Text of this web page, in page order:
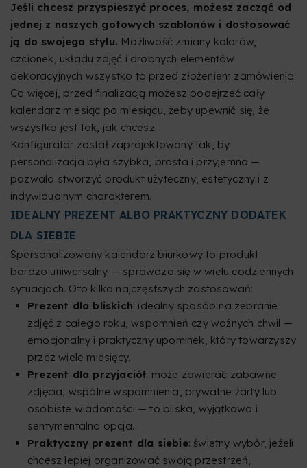
Jeśli chcesz przyspieszyć proces, możesz zacząć od
jednej z naszych gotowych szablonów i dostosować
ją do swojego stylu. Możliwość zmiany kolorów,
czcionek, układu zdjęć i drobnych elementów
dekoracyjnych wszystko to przed złożeniem zamówienia.
Co więcej, przed finalizacją możesz podejrzeć cały
kalendarz miesiąc po miesiącu, żeby upewnić się, że
wszystko jest tak, jak chcesz.
Konfigurator został zaprojektowany tak, by
personalizacja była szybka, prosta i przyjemna —
pozwala stworzyć produkt użyteczny, estetyczny i z
indywidualnym charakterem.
IDEALNY PREZENT ALBO PRAKTYCZNY DODATEK
DLA SIEBIE
Spersonalizowany kalendarz biurkowy to produkt
bardzo uniwersalny — sprawdza się w wielu codziennych
sytuacjach. Oto kilka najczęstszych zastosowań:
Prezent dla bliskich: idealny sposób na zebranie
zdjęć z całego roku, wspomnień czy ważnych chwil —
emocjonalny i praktyczny upominek, który towarzyszy
przez wiele miesięcy.
Prezent dla przyjaciół: może zawierać zabawne
zdjęcia, wspólne wspomnienia, prywatne żarty lub
osobiste wiadomości — to bliska, wyjątkowa i
sentymentalna opcja.
Praktyczny prezent dla siebie: świetny wybór, jeżeli
chcesz lepiej organizować swoją przestrzeń,